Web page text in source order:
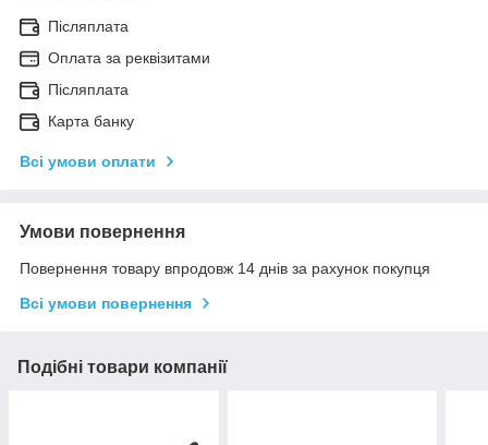
Післяплата
Оплата за реквізитами
Післяплата
Карта банку
Всі умови оплати
Умови повернення
Повернення товару впродовж 14 днів за рахунок покупця
Всі умови повернення
Подібні товари компанії